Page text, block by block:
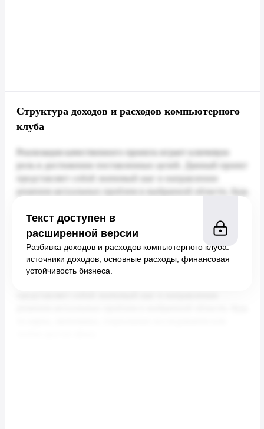
Структура доходов и расходов компьютерного
клуба
Текст доступен в
расширенной версии
Разбивка доходов и расходов компьютерного клуба:
источники доходов, основные расходы, финансовая
устойчивость бизнеса.